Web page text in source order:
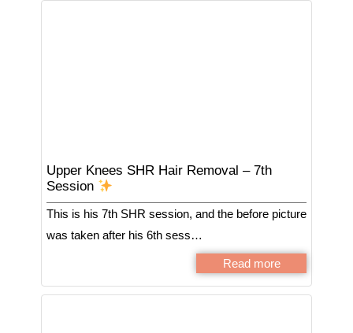
Upper Knees SHR Hair Removal – 7th
Session
This is his 7th SHR session, and the before picture
was taken after his 6th sess…
Read more